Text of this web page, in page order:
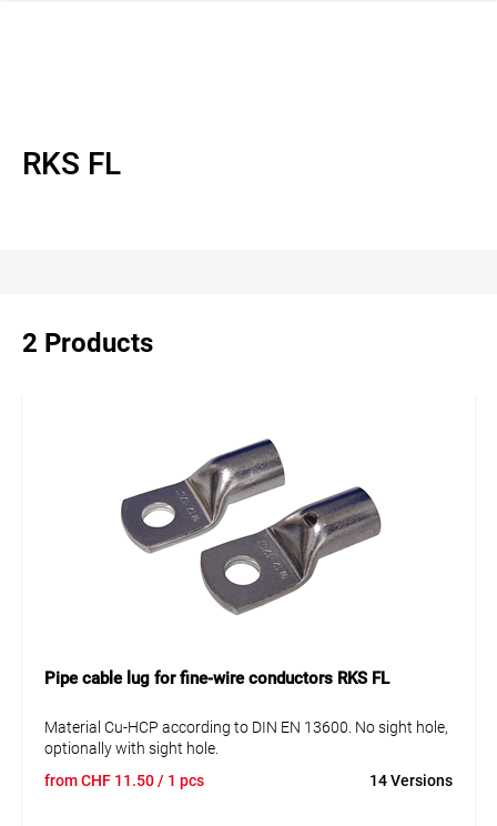
RKS FL
2 Products
Pipe cable lug for fine-wire conductors RKS FL
Material Cu-HCP according to DIN EN 13600. No sight hole,
optionally with sight hole.
fromCHF 11.50/ 1 pcs 14 Versions